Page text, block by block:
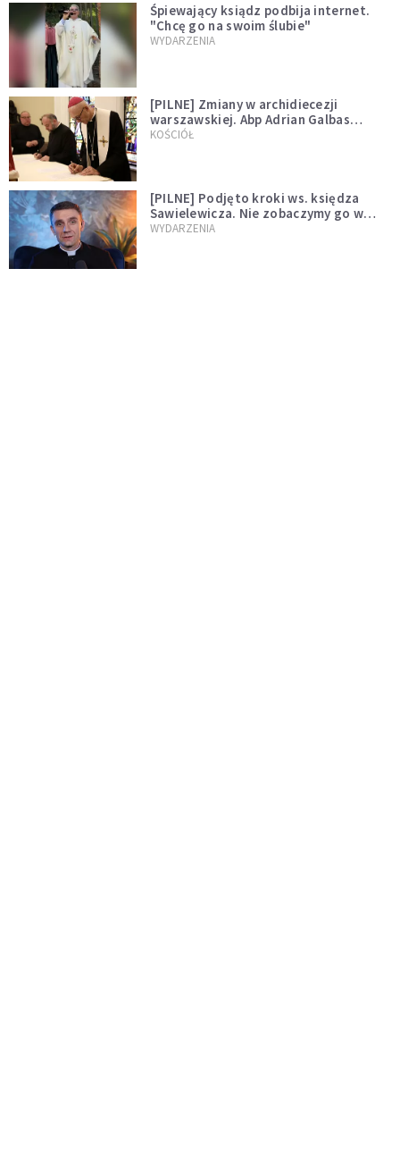
Śpiewający ksiądz podbija internet.
"Chcę go na swoim ślubie"
WYDARZENIA
[PILNE] Zmiany w archidiecezji
warszawskiej. Abp Adrian Galbas
wręczył dekrety nowym proboszczom
KOŚCIÓŁ
[PILNE] Podjęto kroki ws. księdza
Sawielewicza. Nie zobaczymy go w
mediach
WYDARZENIA